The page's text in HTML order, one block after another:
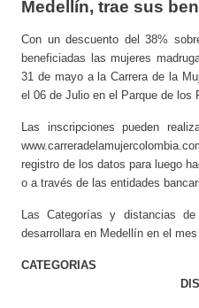
Medellín, trae sus
Con un descuento del 38%
beneficiadas las mujeres
31 de mayo a la Carrera de la
el 06 de Julio en el Parque de los
Las inscripciones pueden
registro de los datos para luego
o a través de las entidades
Las Categorías y distancias
desarrollara en Medellín en el
CATEGORIAS